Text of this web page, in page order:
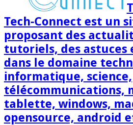
Tech-Connect est un
proposant des
tutoriels, des astuces
dans le domaine
informatique, science,
télécommunications,
tablette, windows,
opensource, android